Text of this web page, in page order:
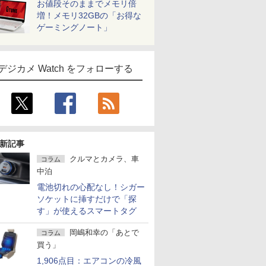
お値段そのままでメモリ倍
増！メモリ32GBの「お得な
ゲーミングノート」
ジカメ Watch をフォローする
記事
コラム
クルマとカメラ、車
中泊
電池切れの心配なし！シガー
ソケットに挿すだけで「探
す」が使えるスマートタグ
コラム
岡嶋和幸の「あとで
買う」
1,906点目：エアコンの冷風